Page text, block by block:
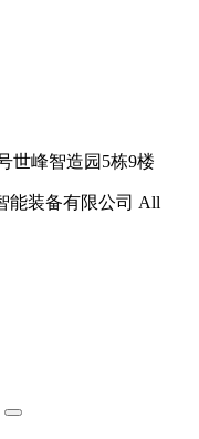
世峰智造园5栋9楼
能装备有限公司 All